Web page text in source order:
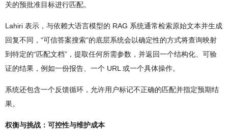
关的预批准目标进行匹配。
Lahiri 表示，与依赖大语言模型的 RAG 系统通常检索原始文本并生成
回复不同，“可信答案搜索”的底层系统会以确定性的方式将查询映射
到特定的“匹配文档”，提取任何所需参数，并返回一个结构化、可验
证的结果，例如一份报告、一个 URL 或一个具体操作。
系统还包含一个反馈循环，允许用户标记不正确的匹配并指定预期结
果。
权衡与挑战：可控性与维护成本